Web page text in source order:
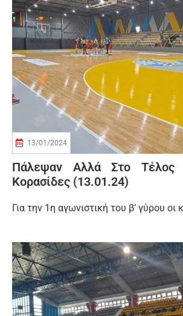
13/01/2024
Πάλεψαν Αλλά Στο Τέλος
Κορασίδες (13.01.24)
Για την 1η αγωνιστική του β’ γύρου οι